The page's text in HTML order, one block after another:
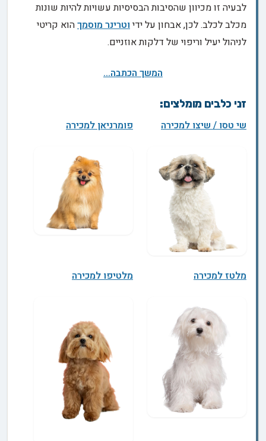
לבעיה זו מכיוון שהסיבות הבסיסיות עשויות להיות שונות
מכלב לכלב. לכן, אבחון על ידיוטרינר מוסמךהוא קריטי
לניהול יעיל וריפוי של דלקות אוזניים.
המשך הכתבה...
זני כלבים מומלצים:
שי טסו / שיצו למכירה פומרניאן למכירה
מלטז למכירה מלטיפו למכירה